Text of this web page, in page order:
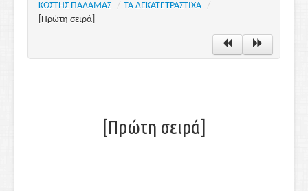
ΚΩΣΤΗΣ ΠΑΛΑΜΑΣ / ΤΑ ΔΕΚΑΤΕΤΡΑΣΤΙΧΑ /
[Πρώτη σειρά]
[Πρώτη σειρά]